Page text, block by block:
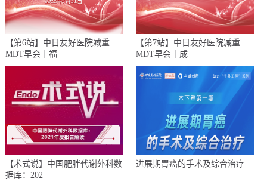
【第6站】中日友好医院减重
MDT早会｜福
【第7站】中日友好医院减重
MDT早会｜成
【术式说】中国肥胖代谢外科数
据库：202
进展期胃癌的手术及综合治疗​